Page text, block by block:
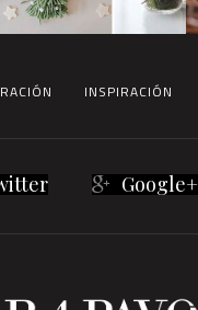
INSPIRACIÓN
Google+